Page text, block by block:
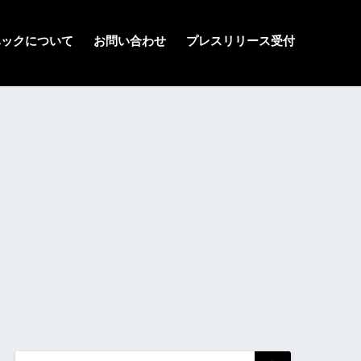
クについて お問い合わせ プレスリリース受付